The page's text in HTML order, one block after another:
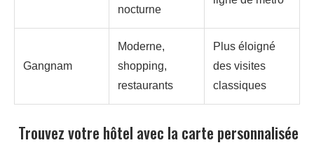
nocturne
Gangnam
Moderne,
shopping,
restaurants
Plus éloigné
des visites
classiques
Trouvez votre hôtel avec la carte personnalisée